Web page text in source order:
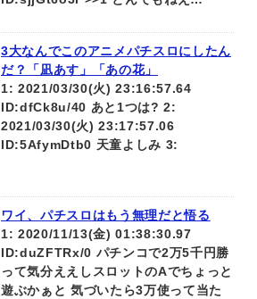
3大なんでこのアニメパチスロにしたん
だ？「凪あす」「あの花」
1: 2021/03/30(火) 23:16:57.64
ID:dfCk8u/40 あと1つは? 2:
2021/03/30(火) 23:17:57.06
ID:5AfymDtb0 天童よしみ 3:
ワイ、パチスロはもう無理だと悟る
1: 2020/11/13(金) 01:38:30.97
ID:duZFTRx/0 パチンコで2万5千円勝
って気分ええしスロットのAでちょっと
遊ぶかぁと 気づいたら3万使って当た